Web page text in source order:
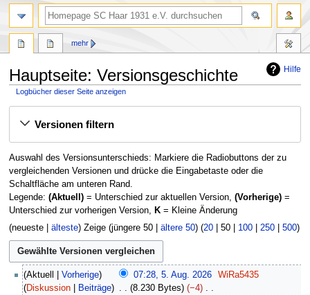
Hilfe
Hauptseite: Versionsgeschichte
Logbücher dieser Seite anzeigen
Navigation
Suche Versionen filtern
Auswahl des Versionsunterschieds: Markiere die Radiobuttons der zu
vergleichenden Versionen und drücke die Eingabetaste oder die
Schaltfläche am unteren Rand.
Legende: (Aktuell)= Unterschied zur aktuellen Version, (Vorherige)=
Unterschied zur vorherigen Version, K= Kleine Änderung
(neueste| älteste) Zeige (jüngere 50| ältere 50) (20| 50| 100| 250| 500)
Aktuell Vorherige 07:28, 5. Aug. 2026
WiRa5435
Diskussion
Beiträge 8.230 Bytes
−4
mehr
Suche